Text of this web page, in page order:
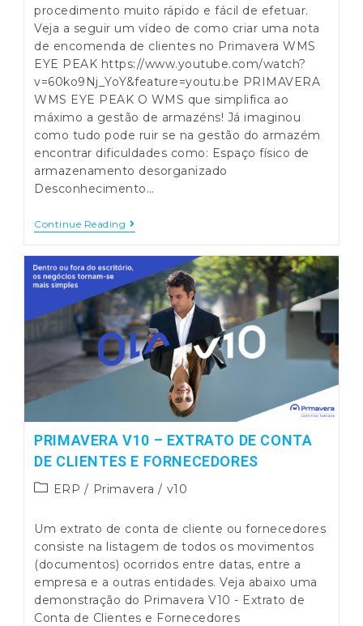
procedimento muito rápido e fácil de efetuar.
Veja a seguir um vídeo de como criar uma nota
de encomenda de clientes no Primavera WMS
EYE PEAK https://www.youtube.com/watch?
v=60ko9Nj_YoY&feature=youtu.be PRIMAVERA
WMS EYE PEAK O WMS que simplifica ao
máximo a gestão de armazéns! Já imaginou
como tudo pode ruir se na gestão do armazém
encontrar dificuldades como: Espaço físico de
armazenamento desorganizado
Desconhecimento…
Continue Reading PRIMAVERA
PEAK
Como
Criar
Uma
Nota
De
Encomenda
De
Clientes
PRIMAVERA V10 – EXTRATO DE CONTA
DE CLIENTES E FORNECEDORES
PostERP / Primavera / v10
Um extrato de conta de cliente ou fornecedores
consiste na listagem de todos os movimentos
(documentos) ocorridos entre datas, entre a
empresa e a outras entidades. Veja abaixo uma
demonstração do Primavera V10 - Extrato de
Conta de Clientes e Fornecedores